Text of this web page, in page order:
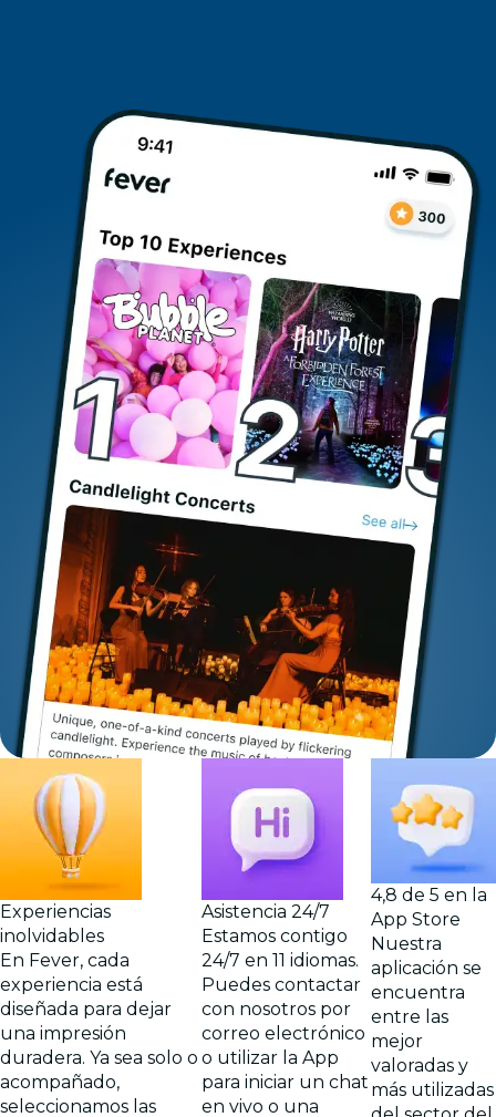
Experiencias
inolvidables
En Fever, cada
experiencia está
diseñada para dejar
una impresión
duradera. Ya sea solo o
acompañado,
seleccionamos las
Asistencia 24/7
Estamos contigo
24/7 en 11 idiomas.
Puedes contactar
con nosotros por
correo electrónico
o utilizar la App
para iniciar un chat
en vivo o una
4,8 de 5 en la
App Store
Nuestra
aplicación se
encuentra
entre las
mejor
valoradas y
más utilizadas